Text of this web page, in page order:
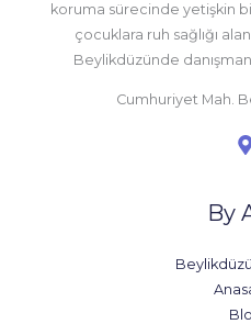
koruma sürecinde yetişkin
çocuklara ruh sağlığı
Beylikdüzünde
Cumhuriyet Mah.
By